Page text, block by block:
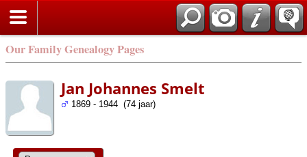
Our Family Genealogy Pages
Jan Johannes Smelt
1869 - 1944 (74 jaar)